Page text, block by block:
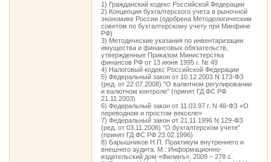
1) Гражданский кодекс Российской Федерации
2) Концепция бухгалтерского учета в рыночной
экономике России (одобрена Методологическим
советом по бухгалтерскому учету при Минфине
РФ)
3) Методические указания по инвентаризации
имущества и финансовых обязательств,
утвержденные Приказом Министерства
финансов РФ от 13 июня 1995 г. № 49
4) Налоговый кодекс Российской Федерации
5) Федеральный закон от 10.12.2003 N 173-ФЗ
(ред. от 22.07.2008) "О валютном регулировании
и валютном контроле" (принят ГД ФС РФ
21.11.2003)
6) Федеральный закон от 11.03.97 г. N 48-ФЗ «О
переводном и простом векселе»
7) Федеральный закон от 21.11.1996 N 129-ФЗ
(ред. от 03.11.2006) "О бухгалтерском учете"
(принят ГД ФС РФ 23.02.1996)
8) Барышников Н.П. Практикум внутреннего и
внешнего аудита. М.: Информационно-
издательский дом «Филинъ», 2009 – 278 с.